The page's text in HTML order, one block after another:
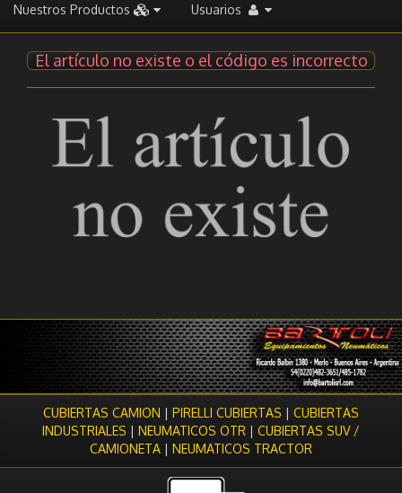
Nuestros Productos Usuarios
El artículo no existe o el código es incorrecto
CUBIERTAS CAMION PIRELLI CUBIERTAS
CUBIERTAS
INDUSTRIALES
NEUMATICOS OTR
CUBIERTAS SUV /
CAMIONETA
NEUMATICOS TRACTOR